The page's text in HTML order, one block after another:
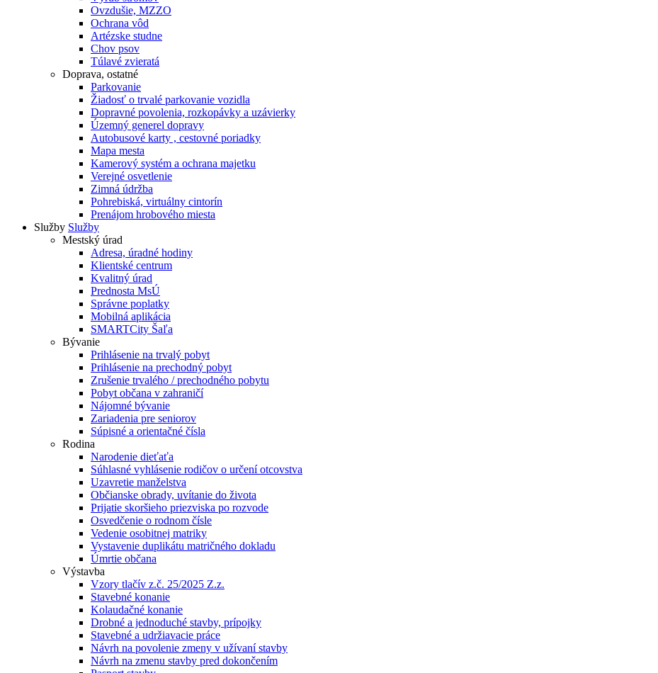
Ovzdušie, MZZO
Ochrana vôd
Artézske studne
Chov psov
Túlavé zvieratá
Doprava, ostatné
Parkovanie
Žiadosť o trvalé parkovanie vozidla
Dopravné povolenia, rozkopávky a uzávierky
Územný generel dopravy
Autobusové karty , cestovné poriadky
Mapa mesta
Kamerový systém a ochrana majetku
Verejné osvetlenie
Zimná údržba
Pohrebiská, virtuálny cintorín
Prenájom hrobového miesta
Služby Služby
Mestský úrad
Adresa, úradné hodiny
Klientské centrum
Kvalitný úrad
Prednosta MsÚ
Správne poplatky
Mobilná aplikácia
SMARTCity Šaľa
Bývanie
Prihlásenie na trvalý pobyt
Prihlásenie na prechodný pobyt
Zrušenie trvalého / prechodného pobytu
Pobyt občana v zahraničí
Nájomné bývanie
Zariadenia pre seniorov
Súpisné a orientačné čísla
Rodina
Narodenie dieťaťa
Súhlasné vyhlásenie rodičov o určení otcovstva
Uzavretie manželstva
Občianske obrady, uvítanie do života
Prijatie skoršieho priezviska po rozvode
Osvedčenie o rodnom čísle
Vedenie osobitnej matriky
Vystavenie duplikátu matričného dokladu
Úmrtie občana
Výstavba
Vzory tlačív z.č. 25/2025 Z.z.
Stavebné konanie
Kolaudačné konanie
Drobné a jednoduché stavby, prípojky
Stavebné a udržiavacie práce
Návrh na povolenie zmeny v užívaní stavby
Návrh na zmenu stavby pred dokončením